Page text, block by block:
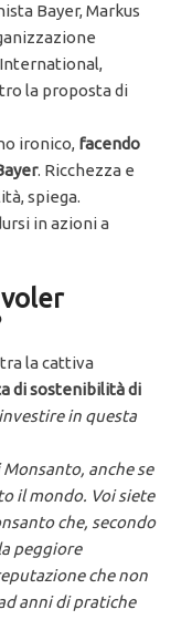
Bayer, Markus
la proposta di
ironico, facendo
. Ricchezza e
spiega.
in azioni a
la cattiva
di sostenibilità di
in questa
anche se
il mondo. Voi siete
che, secondo
peggiore
che non
anni di pratiche